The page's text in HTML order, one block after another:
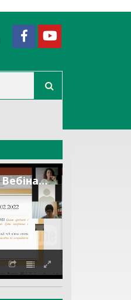
Вебінар "Тендери під час війни" 18.03.22